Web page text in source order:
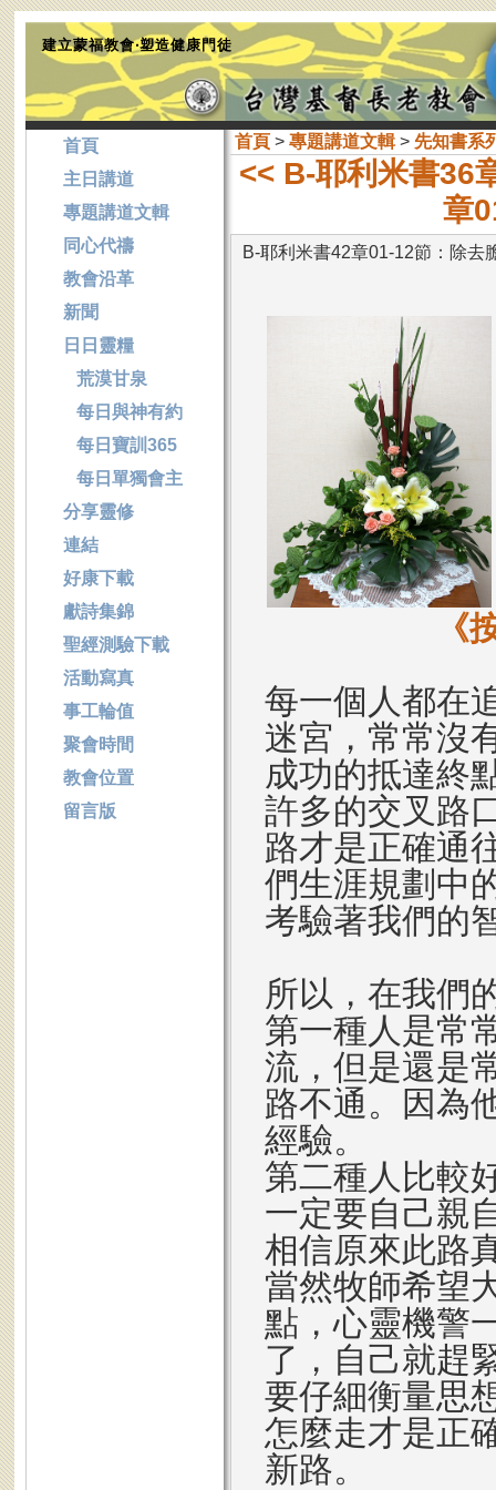
建立蒙福教會‧塑造健康門徒
首頁> 專題講道文輯> 先知書系
<< B-耶利米書36
章
B-耶利米書42章01-12節：除去
《
每一個人都在
迷宮，常常沒
成功的抵達終
許多的交叉路
路才是正確通
們生涯規劃中
考驗著我們的
所以，在我們
第一種人是常
流，但是還是
路不通。因為
經驗。
第二種人比較
一定要自己親
相信原來此路
當然牧師希望
點，心靈機警
了，自己就趕
要仔細衡量思
怎麼走才是正
新路。
首頁
主日講道
專題講道文輯
同心代禱
教會沿革
新聞
日日靈糧
荒漠甘泉
每日與神有約
每日寶訓365
每日單獨會主
分享靈修
連結
好康下載
獻詩集錦
聖經測驗下載
活動寫真
事工輪值
聚會時間
教會位置
留言版